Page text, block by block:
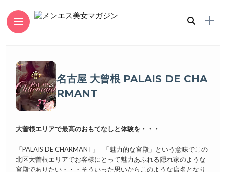
名古屋 大曾根 PALAIS DE CHA
RMANT
大曽根エリアで最高のおもてなしと体験を・・・
「PALAIS DE CHARMANT」=「魅力的な宮殿」という意味でこの
北区大曽根エリアでお客様にとって魅力あふれる隠れ家のような
宮殿でありたい・・・そういった思いからこのような店名となり